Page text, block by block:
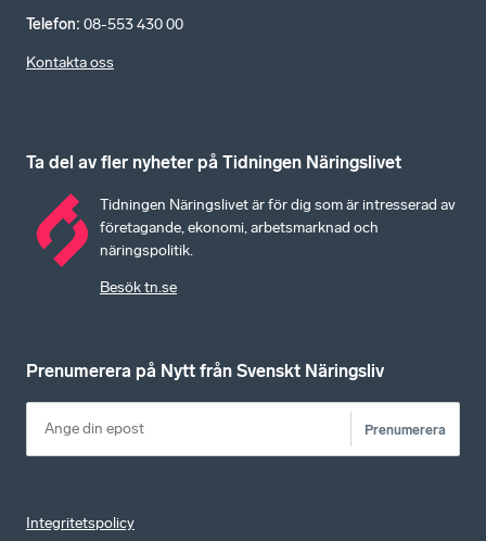
Telefon: 08-553 430 00
Kontakta oss
Ta del av fler nyheter på Tidningen Näringslivet
Tidningen Näringslivet är för dig som är intresserad av
företagande, ekonomi, arbetsmarknad och
näringspolitik.
Besök tn.se
Prenumerera på Nytt från Svenskt Näringsliv
Prenumerera
Integritetspolicy